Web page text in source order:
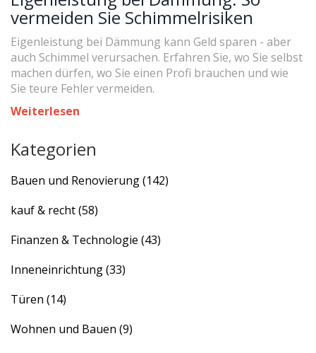
vermeiden Sie Schimmelrisiken
Eigenleistung bei Dämmung kann Geld sparen - aber
auch Schimmel verursachen. Erfahren Sie, wo Sie selbst
machen dürfen, wo Sie einen Profi brauchen und wie
Sie teure Fehler vermeiden.
Weiterlesen
Kategorien
Bauen und Renovierung(142)
kauf & recht(58)
Finanzen & Technologie (43)
Inneneinrichtung(33)
Türen (14)
Wohnen und Bauen (9)